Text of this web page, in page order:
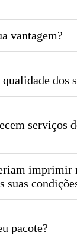
vantagem?
dos
serviços
imprimir
suas
pacote?